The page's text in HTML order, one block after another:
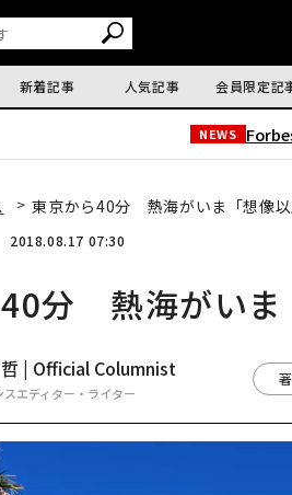
新着記事 人気記事 会員限定記
NEWS
東京から40分 熱海がいま「想像
2018.08.17 07:30
分 熱海がいま
| Official Columnist
スエディター・ライター